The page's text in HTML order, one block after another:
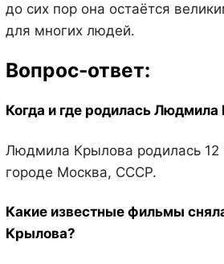
до сих пор она остаётся
для многих людей.
Вопрос-ответ:
Когда и где родилась
Людмила Крылова родилась 12
городе Москва, СССР.
Какие известные фильмы
Крылова?